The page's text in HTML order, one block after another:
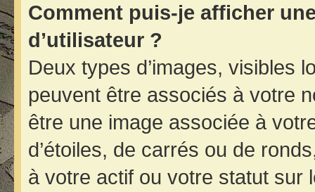
Comment puis-je afficher
d’utilisateur ?
Deux types d’images, visibles
peuvent être associés à votre
être une image associée à
d’étoiles, de carrés ou de
à votre actif ou votre statut sur